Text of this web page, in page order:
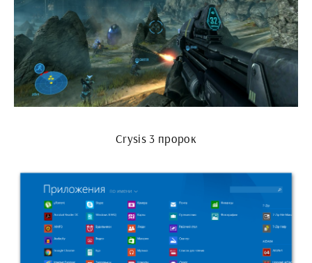
Crysis 3 пророк